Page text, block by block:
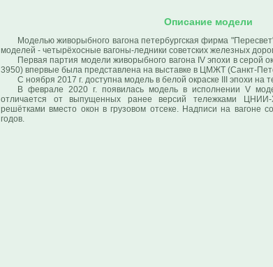
Описание модели
Моделью живорыбного вагона петербургская фирма
моделей - четырёхосные вагоны-ледники советских железных
Первая партия модели живорыбного вагона IV эпохи в серой
3950) впервые была представлена на выставке в ЦМЖТ (Санкт-
С ноября 2017 г. доступна модель в белой окраске III эпохи на
В феврале 2020 г. появилась модель в исполнении V
отличается от выпущенных ранее версий тележками
решётками вместо окон в грузовом отсеке. Надписи на вагоне
годов.